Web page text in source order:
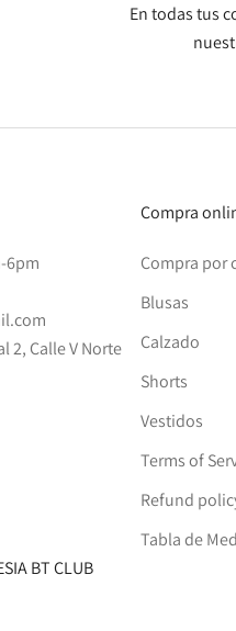
En todas tus
6pm
2, Calle V Norte
Compra
Compra por
Blusas
Calzado
Shorts
Vestidos
Terms of
Refund
Tabla de
BT CLUB